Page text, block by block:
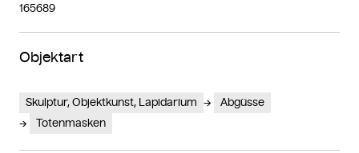
165689
Objektart
Skulptur, Objektkunst, Lapidarium
Abgüsse
Totenmasken